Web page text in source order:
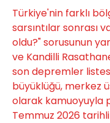
Türkiye'nin farklı
sarsıntılar sonrası
oldu?" sorusunun
ve Kandilli
son depremler
büyüklüğü, merkez
olarak kamuoyuyla
Temmuz 2026